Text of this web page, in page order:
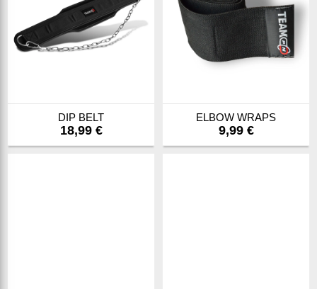
DIP BELT
18,99 €
ELBOW WRAPS
9,99 €